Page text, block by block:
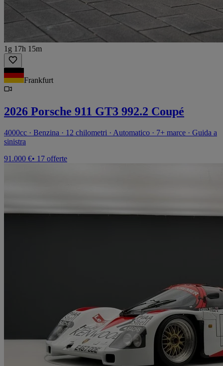
1g 17h 15m
Frankfurt
2026 Porsche 911 GT3 992.2 Coupé
4000cc · Benzina · 12 chilometri · Automatico · 7+ marce · Guida a
sinistra
91.000 €• 17 offerte